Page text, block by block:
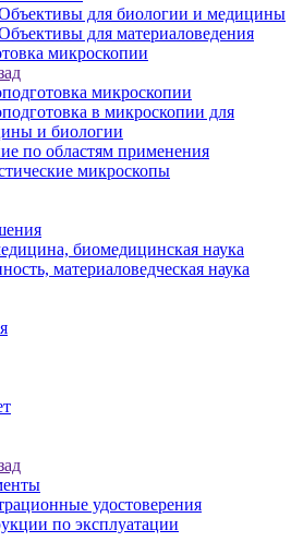
для биологии и медицины
для материаловедения
микроскопии
микроскопии
в микроскопии для
и биологии
по областям применения
микроскопы
биомедицинская наука
материаловедческая наука
удостоверения
по эксплуатации